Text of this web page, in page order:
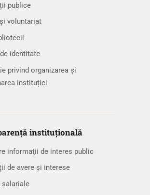
publice
voluntariat
identitate
privind organizarea și
instituției
instituțională
informaţii de interes public
de avere și interese
salariale